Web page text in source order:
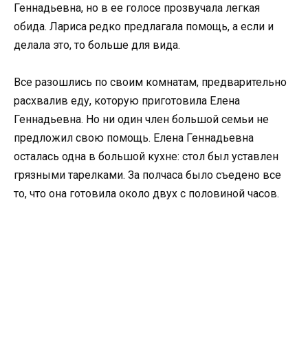
Геннадьевна, но в ее голосе прозвучала легкая
обида. Лариса редко предлагала помощь, а если и
делала это, то больше для вида.
Все разошлись по своим комнатам, предварительно
расхвалив еду, которую приготовила Елена
Геннадьевна. Но ни один член большой семьи не
предложил свою помощь. Елена Геннадьевна
осталась одна в большой кухне: стол был уставлен
грязными тарелками. За полчаса было съедено все
то, что она готовила около двух с половиной часов.